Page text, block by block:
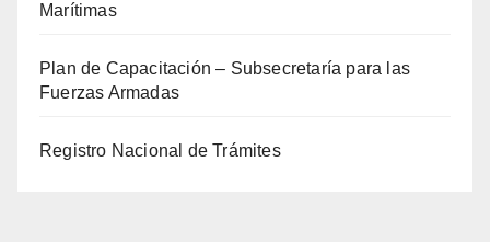
Marítimas
Plan de Capacitación – Subsecretaría para las
Fuerzas Armadas
Registro Nacional de Trámites